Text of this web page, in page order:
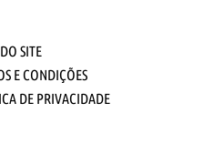
SITE
E CONDIÇÕES
DE PRIVACIDADE